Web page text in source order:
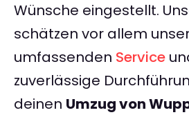
Wünsche eingestellt.
schätzen vor allem
umfassenden Service
zuverlässige
deinen Umzug von